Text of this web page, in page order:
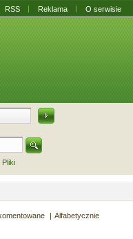
RSS Reklama O serwisie
Pliki
Alfabetycznie